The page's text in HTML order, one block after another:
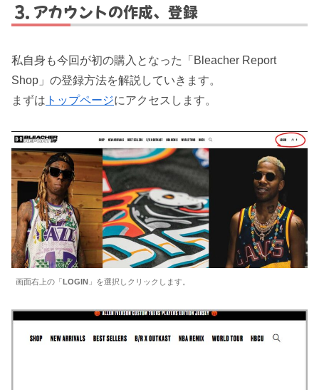
アカウントの作成、登録
私自身も今回が初の購入となった「Bleacher Report
Shop」の登録方法を解説していきます。
まずは トップページにアクセスします。
画面右上の「 LOGIN 」を選択しクリックします。